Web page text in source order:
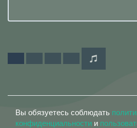
Вы обязуетесь соблюдать
конфиденциальности и